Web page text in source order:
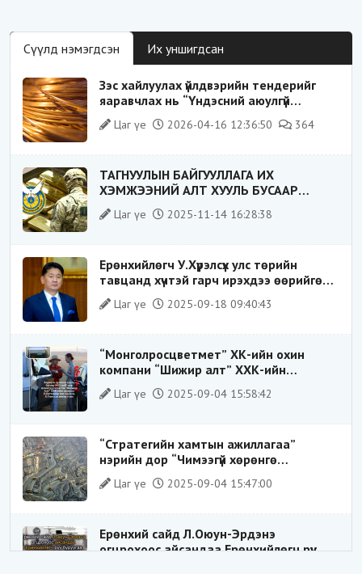
Сүүлд нэмэгдсэн Их уншигдсан
Зэс хайлуулах үйлдвэрийн тендерийг
яаравчлах нь “Үндэсний аюулгүй
байдал“-д эрсдэлтэй юу?
Цаг үе 2026-04-16 12:36:50 364
ТАГНУУЛЫН БАЙГУУЛЛАГА ИХ
ХЭМЖЭЭНИЙ АЛТ ХУУЛЬ БУСААР
ХИЛЭЭР ГАРГАХ ГЭЖ БАЙСАН
ҮЙЛДЛИЙГ ТАСЛАН ЗОГСООЛОО
Цаг үе 2025-11-14 16:28:38
Ерөнхийлөгч У.Хүрэлсүх улс төрийн
тавцанд хүчтэй гарч ирэхдээ өөрийгөө
шударга ёсны төлөө тэмцэгч, “хуучин
тогтолцооны хонгилыг нураагч” гэсэн
Цаг үе 2025-09-18 09:40:43
“Монголросцветмет” ХК-ийн охин
компани “Шижир алт” ХХК-ийн
Гүйцэтгэх захирлаар ажиллаж байсан
О.Баттөмөрт холбогдох хэрэг хаашаа
Цаг үе 2025-09-04 15:58:42
“Стратегийн хамтын ажиллагаа”
нэрийн дор “Чимээгүй хөрөнгө
хуримтлал”
Цаг үе 2025-09-04 15:47:00
Ерөнхий сайд Л.Оюун-Эрдэнэ
огцрохоос айсандаа Ерөнхийлөгч рүү